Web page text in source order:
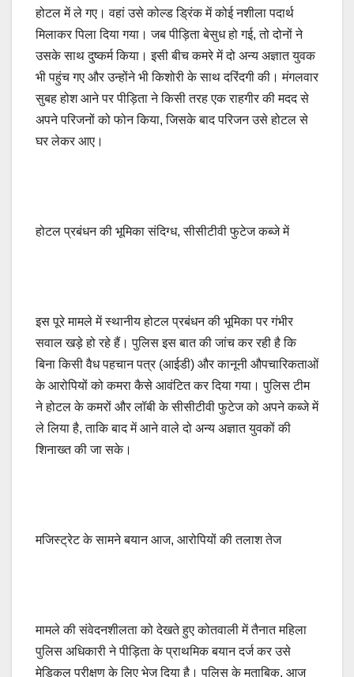
होटल में ले गए। वहां उसे कोल्ड ड्रिंक में कोई नशीला पदार्थ
मिलाकर पिला दिया गया। जब पीड़िता बेसुध हो गई, तो दोनों ने
उसके साथ दुष्कर्म किया। इसी बीच कमरे में दो अन्य अज्ञात युवक
भी पहुंच गए और उन्होंने भी किशोरी के साथ दरिंदगी की। मंगलवार
सुबह होश आने पर पीड़िता ने किसी तरह एक राहगीर की मदद से
अपने परिजनों को फोन किया, जिसके बाद परिजन उसे होटल से
घर लेकर आए।
होटल प्रबंधन की भूमिका संदिग्ध, सीसीटीवी फुटेज कब्जे में
इस पूरे मामले में स्थानीय होटल प्रबंधन की भूमिका पर गंभीर
सवाल खड़े हो रहे हैं। पुलिस इस बात की जांच कर रही है कि
बिना किसी वैध पहचान पत्र (आईडी) और कानूनी औपचारिकताओं
के आरोपियों को कमरा कैसे आवंटित कर दिया गया। पुलिस टीम
ने होटल के कमरों और लॉबी के सीसीटीवी फुटेज को अपने कब्जे में
ले लिया है, ताकि बाद में आने वाले दो अन्य अज्ञात युवकों की
शिनाख्त की जा सके।
मजिस्ट्रेट के सामने बयान आज, आरोपियों की तलाश तेज
मामले की संवेदनशीलता को देखते हुए कोतवाली में तैनात महिला
पुलिस अधिकारी ने पीड़िता के प्राथमिक बयान दर्ज कर उसे
मेडिकल परीक्षण के लिए भेज दिया है। पुलिस के मुताबिक, आज